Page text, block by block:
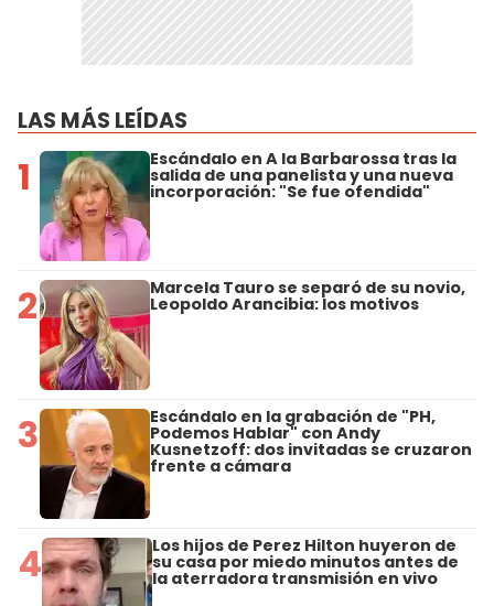
LAS MÁS LEÍDAS
1 Escándalo en A la Barbarossa tras la
salida de una panelista y una nueva
incorporación: "Se fue ofendida"
2 Marcela Tauro se separó de su novio,
Leopoldo Arancibia: los motivos
3 Escándalo en la grabación de "PH,
Podemos Hablar" con Andy
Kusnetzoff: dos invitadas se cruzaron
frente a cámara
4 Los hijos de Perez Hilton huyeron de
su casa por miedo minutos antes de
la aterradora transmisión en vivo